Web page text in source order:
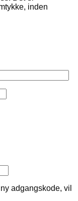
inden
adgangskode, vil